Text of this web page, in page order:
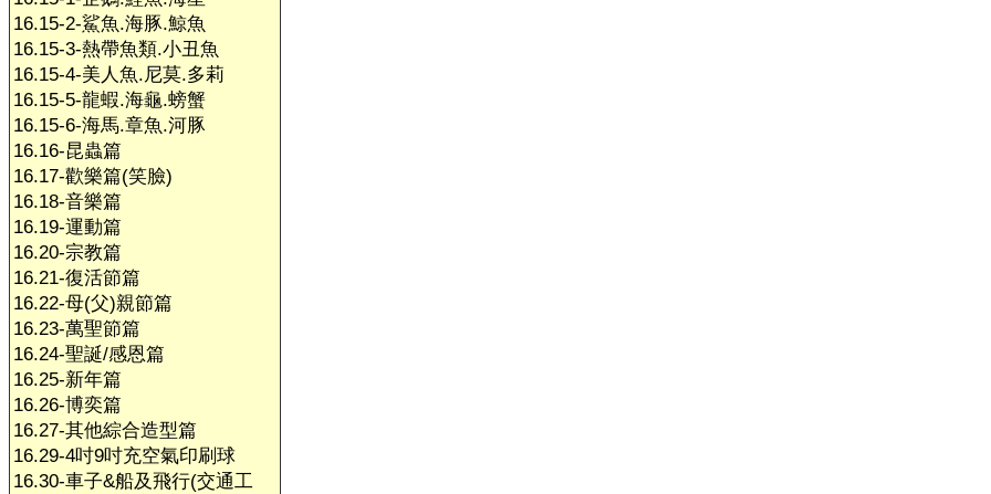
16.15-2-鯊魚.海豚.鯨魚
16.15-3-熱帶魚類.小丑魚
16.15-4-美人魚.尼莫.多莉
16.15-5-龍蝦.海龜.螃蟹
16.15-6-海馬.章魚.河豚
16.16-昆蟲篇
16.17-歡樂篇(笑臉)
16.18-音樂篇
16.19-運動篇
16.20-宗教篇
16.21-復活節篇
16.22-母(父)親節篇
16.23-萬聖節篇
16.24-聖誕/感恩篇
16.25-新年篇
16.26-博奕篇
16.27-其他綜合造型篇
16.29-4吋9吋充空氣印刷球
16.30-車子&船及飛行(交通工